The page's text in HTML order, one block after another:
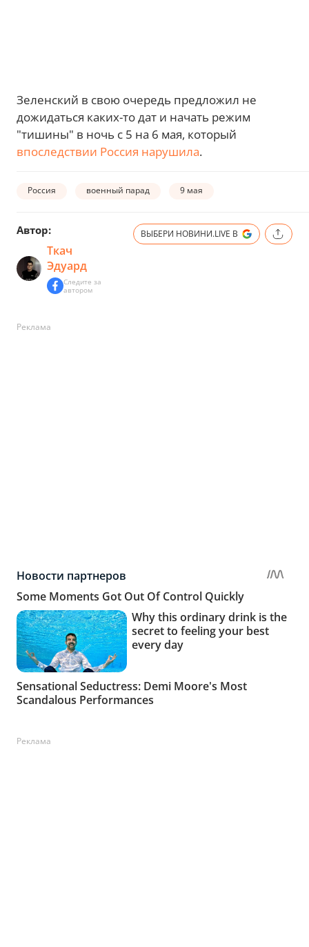
Зеленский в свою очередь предложил не
дожидаться каких-то дат и начать режим
"тишины" в ночь с 5 на 6 мая, который
впоследствии Россия нарушила.
Россия военный парад 9 мая
Автор:
Ткач
Эдуард
Следите за
автором
ВЫБЕРИ НОВИНИ.LIVE В
Реклама
Реклама